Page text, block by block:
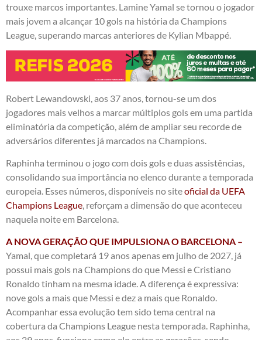
trouxe marcos importantes. Lamine Yamal se tornou o jogador
mais jovem a alcançar 10 gols na história da Champions
League, superando marcas anteriores de Kylian Mbappé.
Robert Lewandowski, aos 37 anos, tornou-se um dos
jogadores mais velhos a marcar múltiplos gols em uma partida
eliminatória da competição, além de ampliar seu recorde de
adversários diferentes já marcados na Champions.
Raphinha terminou o jogo com dois gols e duas assistências,
consolidando sua importância no elenco durante a temporada
europeia. Esses números, disponíveis no siteoficial da UEFA
Champions League, reforçam a dimensão do que aconteceu
naquela noite em Barcelona.
A NOVA GERAÇÃO QUE IMPULSIONA O BARCELONA –
Yamal, que completará 19 anos apenas em julho de 2027, já
possui mais gols na Champions do que Messi e Cristiano
Ronaldo tinham na mesma idade. A diferença é expressiva:
nove gols a mais que Messi e dez a mais que Ronaldo.
Acompanhar essa evolução tem sido tema central na
cobertura da Champions League nesta temporada. Raphinha,